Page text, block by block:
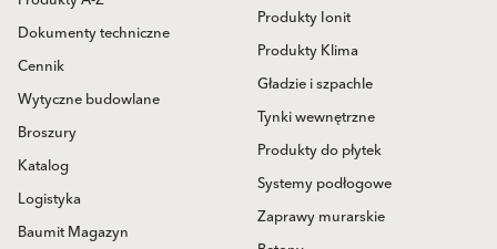
Produkty Ionit
Produkty Klima
Gładzie i szpachle
Tynki wewnętrzne
Produkty do płytek
Systemy podłogowe
Zaprawy murarskie
Dokumenty techniczne
Cennik
Wytyczne budowlane
Broszury
Katalog
Logistyka
Baumit Magazyn